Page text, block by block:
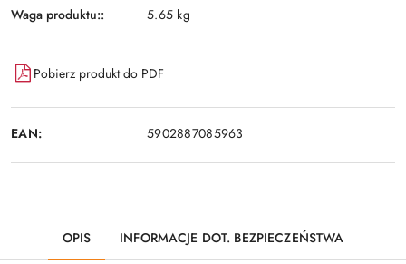
Waga produktu:: 5.65 kg
Pobierz produkt do PDF
EAN: 5902887085963
OPIS INFORMACJE DOT. BEZPIECZEŃSTWA